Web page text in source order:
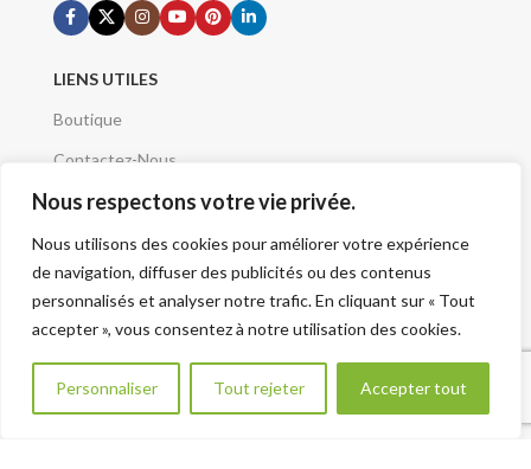
Nous respectons votre vie privée.
Nous utilisons des cookies pour améliorer votre expérience
de navigation, diffuser des publicités ou des contenus
personnalisés et analyser notre trafic. En cliquant sur « Tout
accepter », vous consentez à notre utilisation des cookies.
Personnaliser Tout rejeter Accepter tout
LIENS UTILES
Boutique
Contactez-Nous
Demande de devis
Mentions Légales
Conditions Générales
Qui sommes nous
A Propos
Plan du site - Sitemap
VOTRE PROJET
Besoin d aide ?